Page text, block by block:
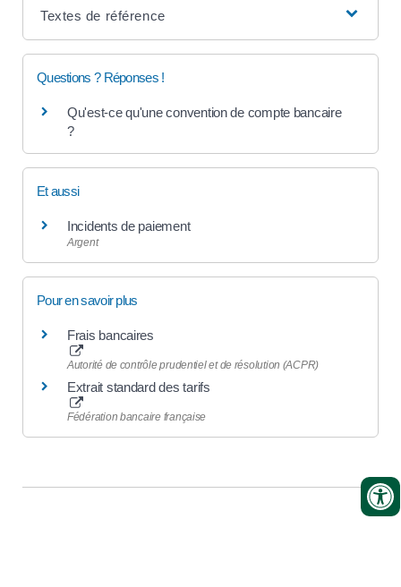
Textes de référence
Questions ? Réponses !
Qu'est-ce qu'une convention de compte bancaire
?
Et aussi
Incidents de paiement
Argent
Pour en savoir plus
Frais bancaires
Autorité de contrôle prudentiel et de résolution (ACPR)
Extrait standard des tarifs
Fédération bancaire française